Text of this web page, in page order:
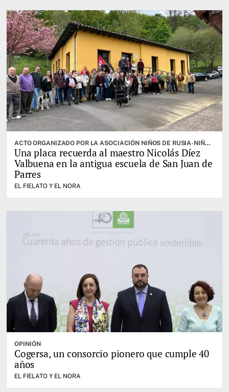
ACTO ORGANIZADO POR LA ASOCIACIÓN NIÑOS DE RUSIA-NIÑOS DE LA GUERRA
Una placa recuerda al maestro Nicolás Díez
Valbuena en la antigua escuela de San Juan de
Parres
EL FIELATO Y EL NORA
OPINIÓN
Cogersa, un consorcio pionero que cumple 40
años
EL FIELATO Y EL NORA